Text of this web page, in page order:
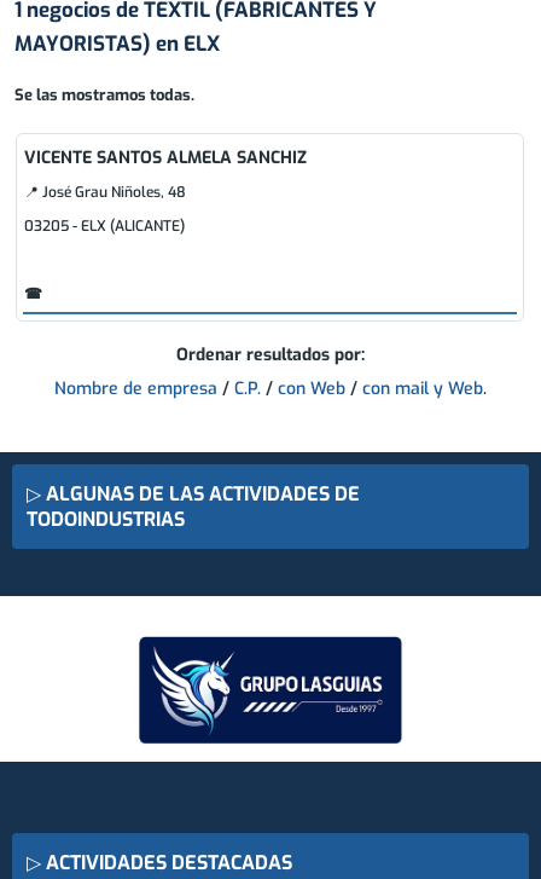
1 negocios de TEXTIL (FABRICANTES Y
MAYORISTAS) en ELX
Se las mostramos todas.
VICENTE SANTOS ALMELA SANCHIZ
📍 José Grau Niñoles, 48
03205 - ELX (ALICANTE)
☎
Ordenar resultados por:
Nombre de empresa / C.P./ con Web/ con mail y Web.
▷ALGUNAS DE LAS ACTIVIDADES DE
TODOINDUSTRIAS
▷ACTIVIDADES DESTACADAS